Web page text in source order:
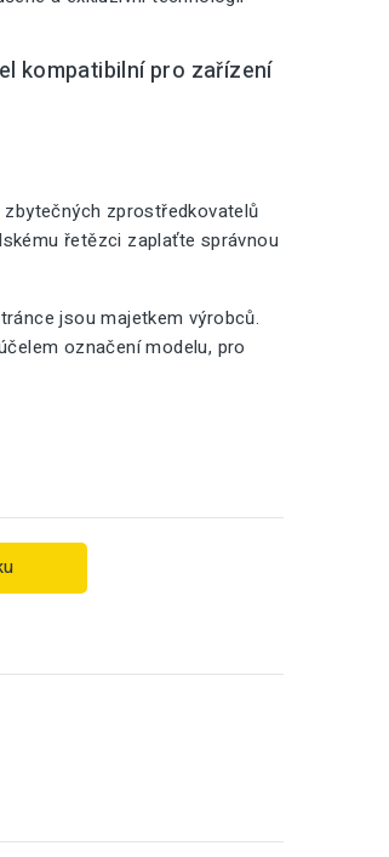
kompatibilní pro zařízení
zprostředkovatelů
řetězci zaplaťte správnou
jsou majetkem výrobců.
označení modelu, pro